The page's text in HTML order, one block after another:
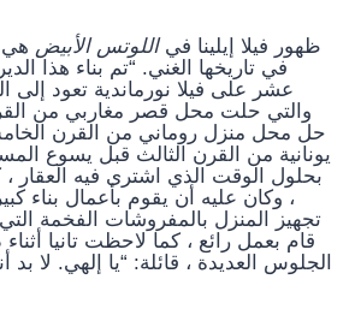
ظهور فيلا إيلينا فياللوتس الأبيض
في تاريخها الغني. “تم بناء هذا
عشر على فيلا نورماندية تعود إلى
والتي حلت محل قصر مغاربي من
حل محل منزل روماني من القرن
يونانية من القرن الثالث قبل يسوع
بحلول الوقت الذي اشترى فيه العقار
، وكان عليه أن يقوم بأعمال بناء
تجهيز المنزل بالمفروشات الفخمة
قام بعمل رائع ، كما لاحظت تانيا
الجلوس العديدة ، قائلة: “يا إلهي. لا